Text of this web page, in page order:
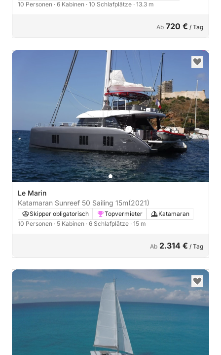
10 Personen · 6 Kabinen · 10 Schlafplätze · 13.3 m
Ab 720 € / Tag
Le Marin
Katamaran Sunreef 50 Sailing 15m(2021)
Skipper obligatorisch Topvermieter
Katamaran
10 Personen · 5 Kabinen · 6 Schlafplätze · 15 m
Ab 2.314 € / Tag